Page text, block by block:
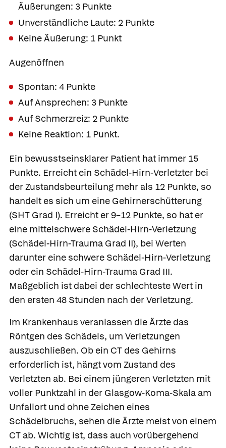
Äußerungen: 3 Punkte
Unverständliche Laute: 2 Punkte
Keine Äußerung: 1 Punkt
Augenöffnen
Spontan: 4 Punkte
Auf Ansprechen: 3 Punkte
Auf Schmerzreiz: 2 Punkte
Keine Reaktion: 1 Punkt.
Ein bewusstseinsklarer Patient hat immer 15
Punkte. Erreicht ein Schädel-Hirn-Verletzter bei
der Zustandsbeurteilung mehr als 12 Punkte, so
handelt es sich um eine Gehirnerschütterung
(SHT Grad I). Erreicht er 9–12 Punkte, so hat er
eine mittelschwere Schädel-Hirn-Verletzung
(Schädel-Hirn-Trauma Grad II), bei Werten
darunter eine schwere Schädel-Hirn-Verletzung
oder ein Schädel-Hirn-Trauma Grad III.
Maßgeblich ist dabei der schlechteste Wert in
den ersten 48 Stunden nach der Verletzung.
Im Krankenhaus veranlassen die Ärzte das
Röntgen des Schädels, um Verletzungen
auszuschließen. Ob ein CT des Gehirns
erforderlich ist, hängt vom Zustand des
Verletzten ab. Bei einem jüngeren Verletzten mit
voller Punktzahl in der Glasgow-Koma-Skala am
Unfallort und ohne Zeichen eines
Schädelbruchs, sehen die Ärzte meist von einem
CT ab. Wichtig ist, dass auch vorübergehend